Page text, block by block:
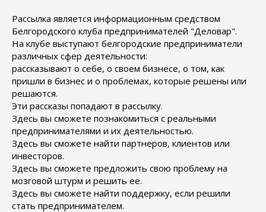
Рассылка является информационным средством
Белгородского клуба предпринимателей "Деловар".
На клубе выступают белгородские предприниматели
различных сфер деятельности:
рассказывают о себе, о своем бизнесе, о том, как
пришли в бизнес и о проблемах, которые решены или
решаются.
Эти рассказы попадают в рассылку.
Здесь вы сможете познакомиться с реальными
предпринимателями и их деятельностью.
Здесь вы сможете найти партнеров, клиентов или
инвесторов.
Здесь вы сможете предложить свою проблему на
мозговой штурм и решить ее.
Здесь вы сможете найти поддержку, если решили
стать предпринимателем.